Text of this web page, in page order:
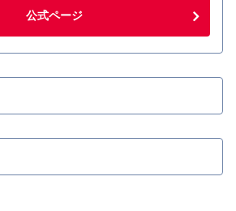
公式ページ